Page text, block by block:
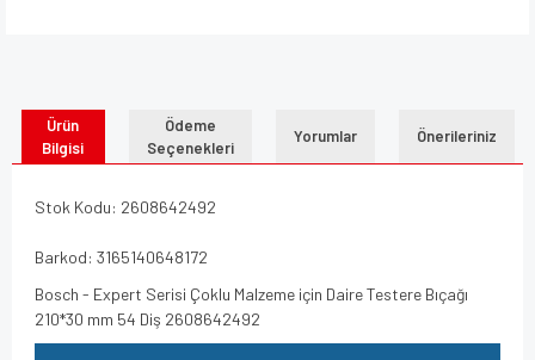
Ürün
Bilgisi
Ödeme
Seçenekleri
Yorumlar Önerileriniz
Stok Kodu: 2608642492
Barkod: 3165140648172
Bosch - Expert Serisi Çoklu Malzeme için Daire Testere Bıçağı
210*30 mm 54 Diş 2608642492